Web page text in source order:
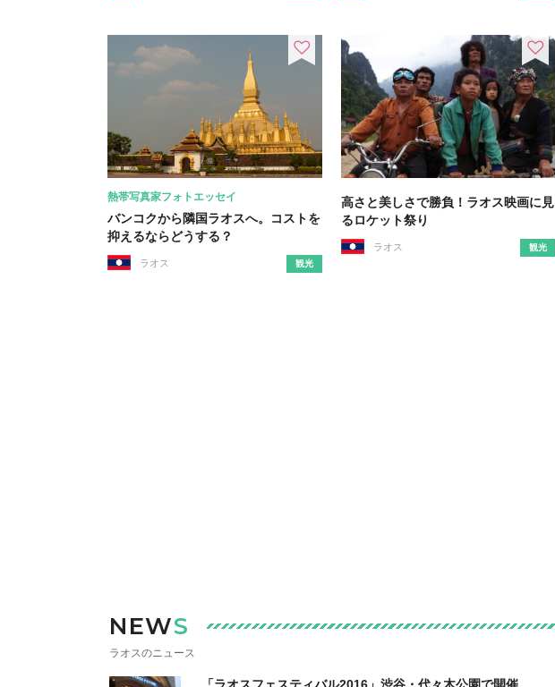
熱帯写真家フォトエッセイ
バンコクから隣国ラオスへ。コストを
抑えるならどうする？
ラオス 観光
高さと美しさで勝負！ラオス映画に見
るロケット祭り
ラオス 観光
NEWS
ラオスのニュース
「ラオスフェスティバル2016」渋谷・代々木公園で開催